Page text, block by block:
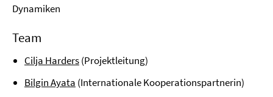
Dynamiken
Team
Cilja Harders(Projektleitung)
Bilgin Ayata (Internationale Kooperationspartnerin)